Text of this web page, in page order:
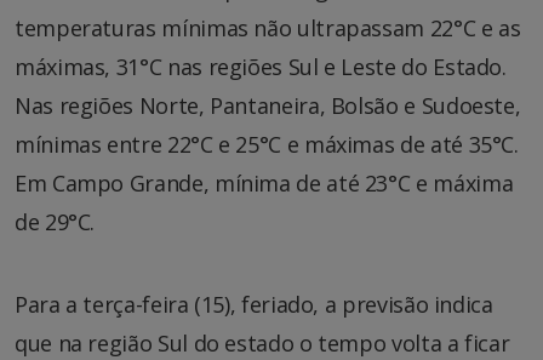
temperaturas mínimas não ultrapassam 22°C e as
máximas, 31°C nas regiões Sul e Leste do Estado.
Nas regiões Norte, Pantaneira, Bolsão e Sudoeste,
mínimas entre 22°C e 25°C e máximas de até 35°C.
Em Campo Grande, mínima de até 23°C e máxima
de 29°C.
Para a terça-feira (15), feriado, a previsão indica
que na região Sul do estado o tempo volta a ficar